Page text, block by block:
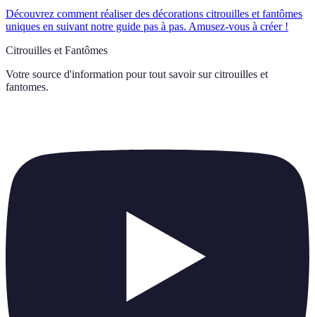
Découvrez comment réaliser des décorations citrouilles et fantômes
uniques en suivant notre guide pas à pas. Amusez-vous à créer !
Citrouilles et Fantômes
Votre source d'information pour tout savoir sur citrouilles et
fantomes.